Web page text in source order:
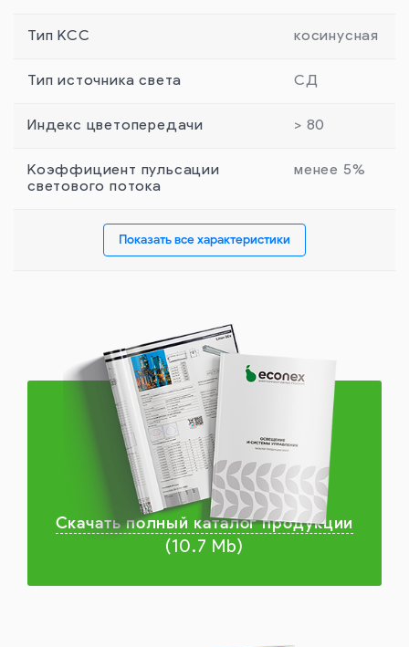
Тип КСС косинусная
Тип источника света СД
Индекс цветопередачи > 80
Коэффициент пульсации
светового потока
менее 5%
Показать все характеристики
Скачать полный каталог продукции
(10.7 Mb)